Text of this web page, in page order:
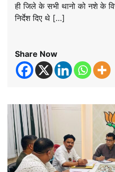
ही जिले के सभी थानो को नशे के
निर्देश दिए थे […]
Share Now